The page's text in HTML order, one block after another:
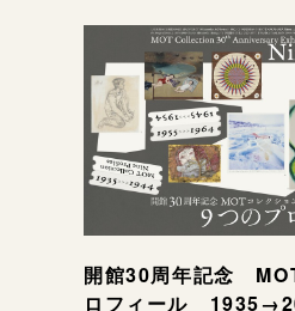
開館30周年記念
ロフィール